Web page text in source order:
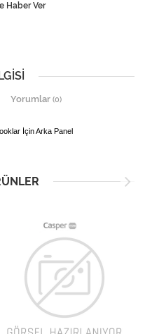
Haber Ver
Yorumlar (0)
İçin Arka Panel